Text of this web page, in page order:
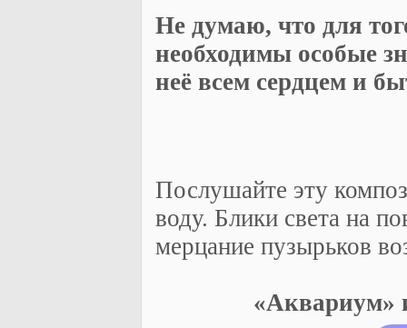
Не думаю, что для
необходимы особые
неё всем сердцем и
Послушайте эту
воду. Блики света на
мерцание пузырьков
«Аквариум»